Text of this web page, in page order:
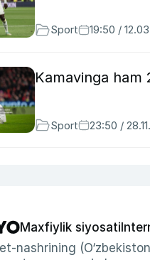
Sport 19:50 /
Kamavinga ham
Sport 23:50 /
Maxfiylik siyosati
nashrining